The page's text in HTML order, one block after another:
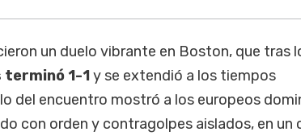
un duelo vibrante en Boston, que tras
1-1y se extendió a los tiempos
del encuentro mostró a los europeos
con orden y contragolpes aislados, en un